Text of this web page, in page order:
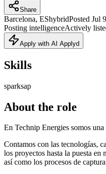
Share
Barcelona, EShybridPosted Jul
Posting intelligenceActively
Apply with AI Applyd
Skills
sparksap
About the role
En Technip Energies somos
Contamos con las tecnologías,
los proyectos hasta la puesta
así como los procesos de